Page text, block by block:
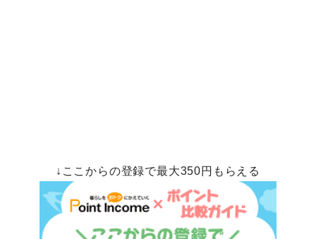
↓ここからの登録で最大350円もらえる